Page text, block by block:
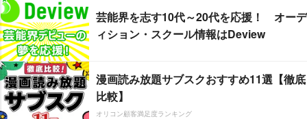
芸能界を志す10代～20代を応援！ オーデ
ィション・スクール情報はDeview
漫画読み放題サブスクおすすめ11選【徹底
比較】
オリコン顧客満足度ランキング